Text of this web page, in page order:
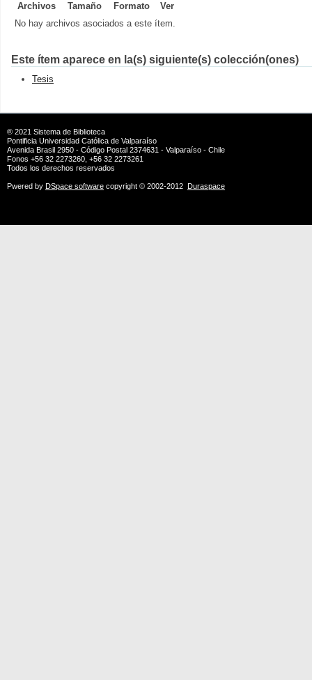
Archivos Tamaño Formato
Ver
No hay archivos asociados a este ítem.
Este ítem aparece en la(s) siguiente(s) colección(ones)
Tesis
® 2021 Sistema de Biblioteca
Pontificia Universidad Católica de Valparaíso
Avenida Brasil 2950 - Código Postal 2374631 - Valparaíso - Chile
Fonos +56 32 2273260, +56 32 2273261
Todos los derechos reservados
Pwered by DSpace software copyright © 2002-2012 Duraspace